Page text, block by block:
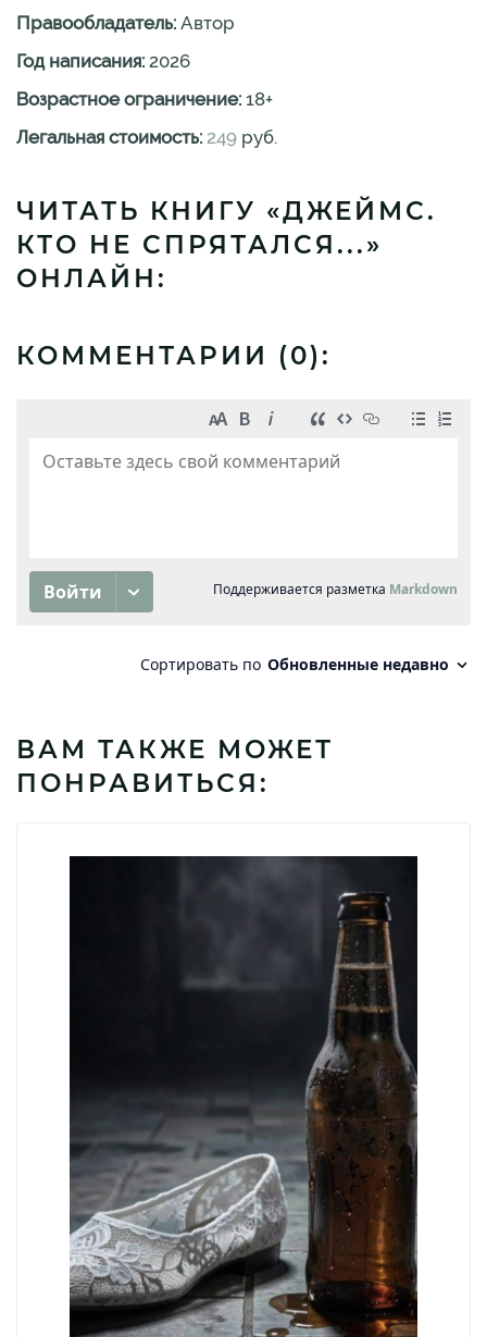
Правообладатель: Автор
Год написания: 2026
Возрастное ограничение: 18+
Легальная стоимость: 249 руб.
ЧИТАТЬ КНИГУ «ДЖЕЙМС.
КТО НЕ СПРЯТАЛСЯ...»
ОНЛАЙН:
КОММЕНТАРИИ (0):
ВАМ ТАКЖЕ МОЖЕТ
ПОНРАВИТЬСЯ: